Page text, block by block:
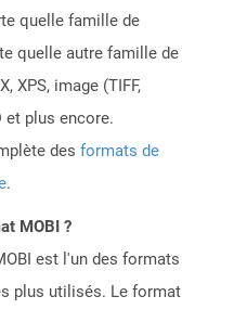
quelle famille de
quelle autre famille de
XPS, image (TIFF,
et plus encore.
des formats de
.
MOBI ?
est l'un des formats
plus utilisés. Le format